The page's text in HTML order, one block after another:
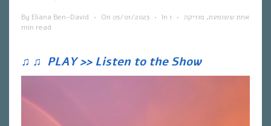
By Eliana Ben-David • On 05/01/2023 • In אחת ששומעת, מוזיקה •
1
min read
♫ ♫ PLAY >> Listen to the Show